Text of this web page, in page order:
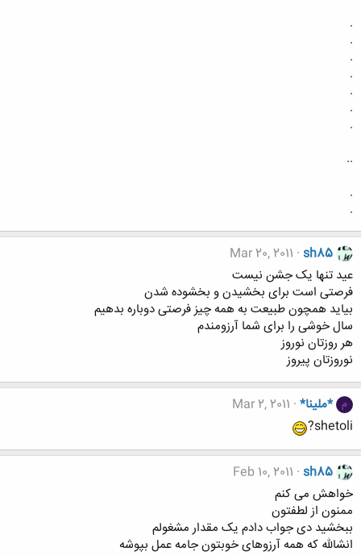
.
.
.
.
.
.
.
..
.
.
sh85
Mar 20, 2011
عید تنها یک جشن نیست
فرصتی است برای بخشیدن و بخشوده شدن
بیاید همچون طبیعت به همه چیز فرصتی دوباره بدهیم
سال خوشی را برای شما آرزومندم
هر روزتان نوروز
نوروزتان پیروز
م *ملینا* Mar 2, 2011
shetoli?
sh85
Feb 10, 2011
خواهش می کنم
ممنون از لطفتون
ببخشید دی جواب دادم یک مقدار مشغولم
انشالله که همه آرزوهای خوبتون جامه عمل بپوشه